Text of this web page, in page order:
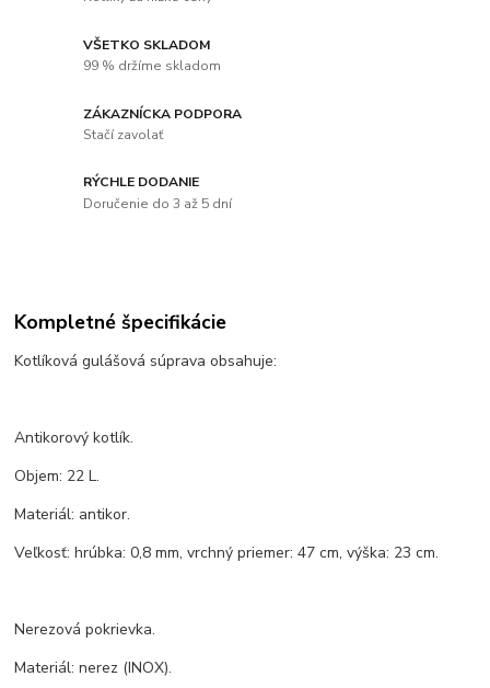
VŠETKO SKLADOM
99 % držíme skladom
ZÁKAZNÍCKA PODPORA
Stačí zavolať
RÝCHLE DODANIE
Doručenie do 3 až 5 dní
Kompletné špecifikácie
Kotlíková gulášová súprava obsahuje:
Antikorový kotlík.
Objem: 22 L.
Materiál: antikor.
Veľkosť: hrúbka: 0,8 mm, vrchný priemer: 47 cm, výška: 23 cm.
Nerezová pokrievka.
Materiál: nerez (INOX).